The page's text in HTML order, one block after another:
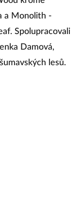
a Monolith -
Spolupracovali
Damová,
lesů.